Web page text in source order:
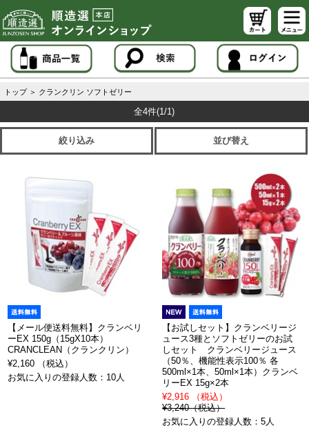
トップ ＞ クランクリン ソフトゼリー
全4件(1/1)
絞り込み 並び替え
【メール便送料無料】クランベリ
ーEX 150g（15gX10本）
CRANCLEAN（クランクリン）
¥2,160 （税込）
お気に入りの登録人数：10人
【お試しセット】クランベリージ
ュース3種とソフトゼリーのお試
しセット クランベリージュース
（50％、機能性表示100％ 各
500ml×1本、50ml×1本）クランベ
リーEX 15g×2本
¥2,916 （税込）
¥3,240（税込）
お気に入りの登録人数：5人